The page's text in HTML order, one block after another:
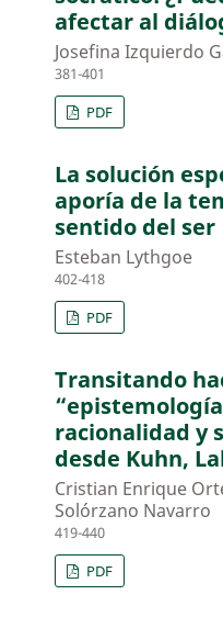
afectar al
Josefina Izquierdo
381-401
PDF
La solución
aporía de la
sentido del ser
Esteban Lythgoe
402-418
PDF
Transitando
racionalidad y
desde Kuhn,
Cristian Enrique
Solórzano Navarro
419-440
PDF